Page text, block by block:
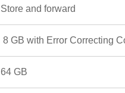
Store and forward
8 GB with Error Correcting
64 GB